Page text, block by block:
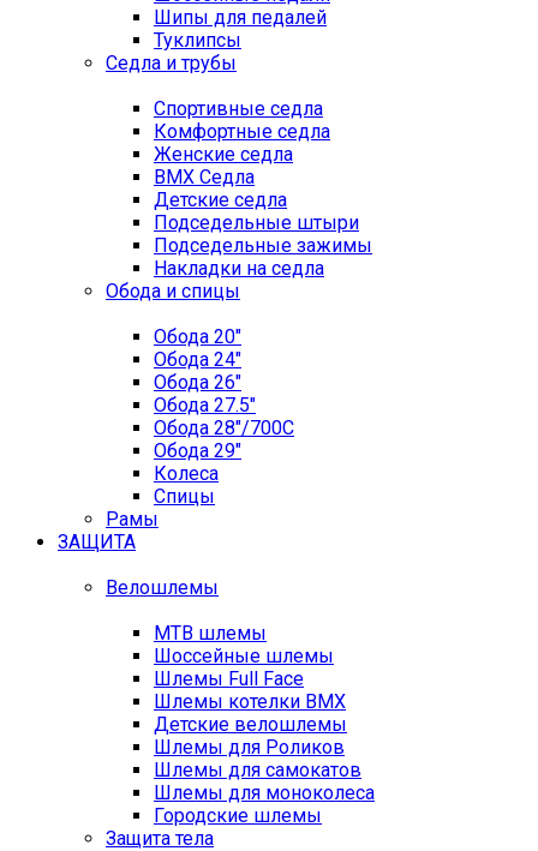
Шипы для педалей
Туклипсы
Седла и трубы
Спортивные седла
Комфортные седла
Женские седла
BMX Седла
Детские седла
Подседельные штыри
Подседельные зажимы
Накладки на седла
Обода и спицы
Обода 20"
Обода 24"
Обода 26"
Обода 27.5"
Обода 28"/700C
Обода 29"
Колеса
Спицы
Рамы
ЗАЩИТА
Велошлемы
MTB шлемы
Шоссейные шлемы
Шлемы Full Face
Шлемы котелки BMX
Детские велошлемы
Шлемы для Роликов
Шлемы для самокатов
Шлемы для моноколеса
Городские шлемы
Защита тела